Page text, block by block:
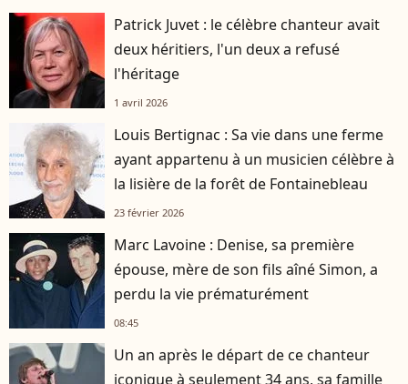
Patrick Juvet : le célèbre chanteur avait
deux héritiers, l'un deux a refusé
l'héritage
1 avril 2026
Louis Bertignac : Sa vie dans une ferme
ayant appartenu à un musicien célèbre à
la lisière de la forêt de Fontainebleau
23 février 2026
Marc Lavoine : Denise, sa première
épouse, mère de son fils aîné Simon, a
perdu la vie prématurément
08:45
Un an après le départ de ce chanteur
iconique à seulement 34 ans, sa famille